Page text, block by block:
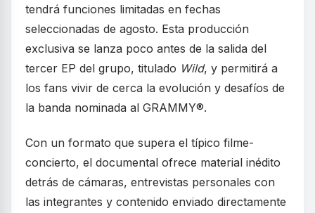
tendrá funciones limitadas en fechas
seleccionadas de agosto. Esta producción
exclusiva se lanza poco antes de la salida del
tercer EP del grupo, titulado Wild, y permitirá a
los fans vivir de cerca la evolución y desafíos de
la banda nominada al GRAMMY®.
Con un formato que supera el típico filme-
concierto, el documental ofrece material inédito
detrás de cámaras, entrevistas personales con
las integrantes y contenido enviado directamente